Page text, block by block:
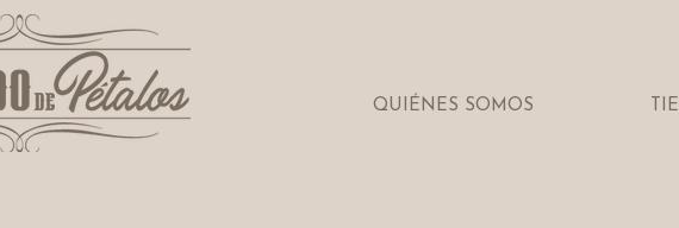
QUIÉNES SOMOS